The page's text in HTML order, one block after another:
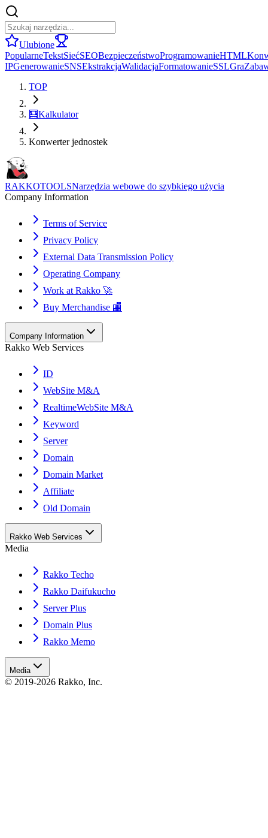
Ulubione
PopularneTekstSiećSEOBezpieczeństwoProgramowanieHTML
IPGenerowanieSNSEkstrakcjaWalidacjaFormatowanieSSLGra
TOP
🧮Kalkulator
Konwerter jednostek
RAKKOTOOLSNarzędzia webowe do szybkiego użycia
Company Information
Terms of Service
Privacy Policy
External Data Transmission Policy
Operating Company
Work at Rakko 🚀
Buy Merchandise 🏬
Company Information
Rakko Web Services
ID
WebSite M&A
RealtimeWebSite M&A
Keyword
Server
Domain
Domain Market
Affiliate
Old Domain
Rakko Web Services
Media
Rakko Techo
Rakko Daifukucho
Server Plus
Domain Plus
Rakko Memo
Media
© 2019-2026 Rakko, Inc.